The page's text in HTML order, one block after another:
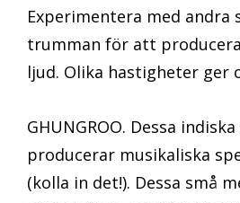
Experimentera med
trumman för att
ljud. Olika hastigheter ger
GHUNGROO. Dessa
producerar musikaliska
(kolla in det!). Dessa små